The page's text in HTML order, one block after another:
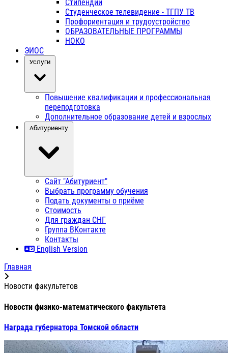
Стипендии
Студенческое телевидение - ТГПУ ТВ
Профориентация и трудоустройство
ОБРАЗОВАТЕЛЬНЫЕ ПРОГРАММЫ
НОКО
ЭИОС
Услуги
Повышение квалификации и профессиональная
переподготовка
Дополнительное образование детей и взрослых
Абитуриенту
Сайт "Абитуриент"
Выбрать программу обучения
Подать документы о приёме
Стоимость
Для граждан СНГ
Группа ВКонтакте
Контакты
English Version
Главная
Новости факультетов
Новости физико-математического факультета
Награда губернатора Томской области